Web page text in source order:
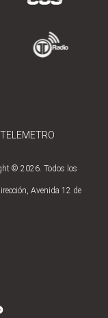
© 2026. Todos los
Avenida 12 de